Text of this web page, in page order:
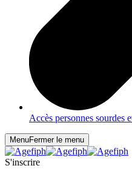
Accès personnes sourdes
MenuFermer le menu
S'inscrire